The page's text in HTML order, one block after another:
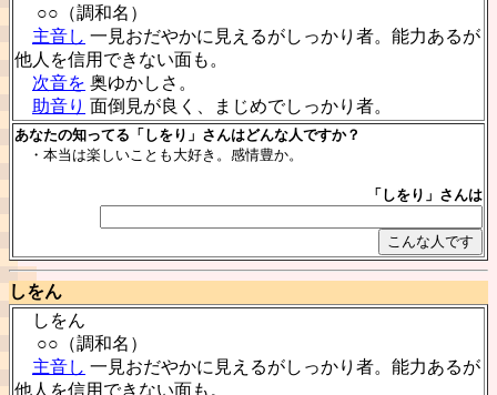
○○（調和名）
主音し 一見おだやかに見えるがしっかり者。能力あるが
他人を信用できない面も。
次音を 奥ゆかしさ。
助音り 面倒見が良く、まじめでしっかり者。
あなたの知ってる「しをり」さんはどんな人ですか？
・本当は楽しいことも大好き。感情豊か。
「しをり」さんは
しをん
しをん
○○（調和名）
主音し 一見おだやかに見えるがしっかり者。能力あるが
他人を信用できない面も。